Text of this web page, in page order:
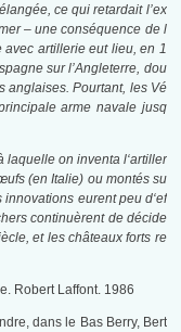
ce qui retardait l’ex
– une conséquence de l
artillerie eut lieu, en 1
sur l’Angleterre, dou
anglaises. Pourtant, les Vé
arme navale jusq
laquelle on inventa l‘artiller
(en Italie) ou montés su
innovations eurent peu d‘ef
continuèrent de décide
cle, et les châteaux forts re
Robert Laffont. 1986
dans le Bas Berry, Bert